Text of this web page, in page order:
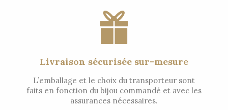
Livraison sécurisée sur-mesure
L’emballage et le choix du transporteur sont
faits en fonction du bijou commandé et avec les
assurances nécessaires.